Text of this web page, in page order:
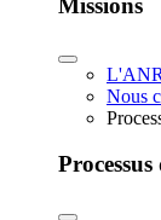
Missions
L'ANR
Nous
Processus